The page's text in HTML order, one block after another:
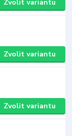
Zvolit variantu
Zvolit variantu
Zvolit variantu